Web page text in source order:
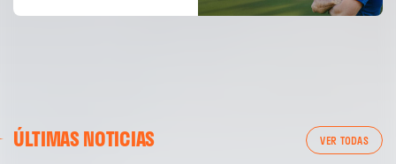
ÚLTIMAS NOTICIAS VER TODAS